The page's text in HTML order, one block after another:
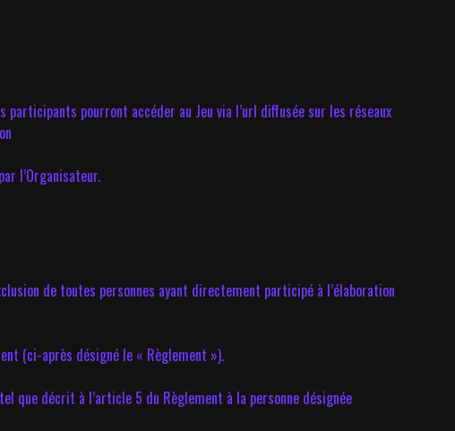
participants pourront accéder au Jeu via l’url diffusée sur les réseaux
l’Organisateur.
de toutes personnes ayant directement participé à l’élaboration
(ci-après désigné le « Règlement »).
que décrit à l’article 5 du Règlement à la personne désignée